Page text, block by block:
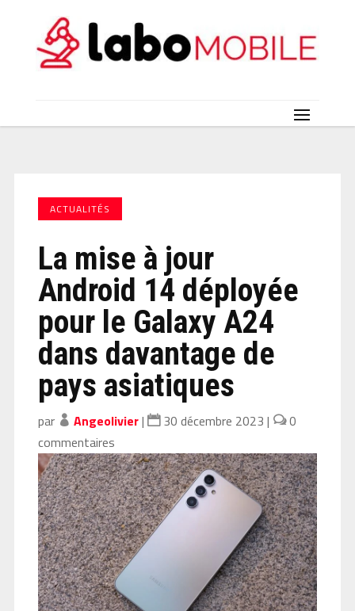
ACTUALITÉS
La mise à jour
Android 14 déployée
pour le Galaxy A24
dans davantage de
pays asiatiques
par Angeolivier| 30 décembre 2023 |
0
commentaires